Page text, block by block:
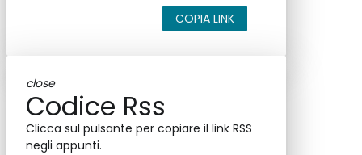
COPIA LINK
close
Codice Rss
Clicca sul pulsante per copiare il link RSS
negli appunti.